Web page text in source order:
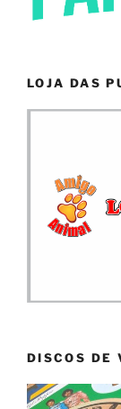
LOJA DAS
DISCOS DE